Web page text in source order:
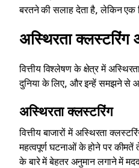
बरतने की सलाह देता है, लेकिन
अस्थिरता क्लस्टरिंग
वित्तीय विश्लेषण के क्षेत्र में
दुनिया के लिए, और इन्हें समझने से
अस्थिरता क्लस्टरिंग
वित्तीय बाजारों में अस्थिरता
महत्वपूर्ण घटनाओं के होने पर
के बारे में बेहतर अनुमान लगाने में